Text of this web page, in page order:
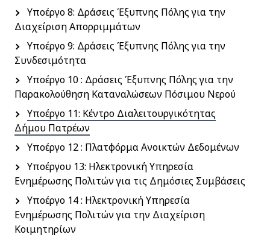
Υποέργο 8: Δράσεις Έξυπνης Πόλης για την
Διαχείριση Απορριμμάτων
Υποέργο 9: Δράσεις Έξυπνης Πόλης για την
Συνδεσιμότητα
Υποέργο 10 : Δράσεις Έξυπνης Πόλης για την
Παρακολούθηση Καταναλώσεων Πόσιμου Νερού
Υποέργο 11: Κέντρο Διαλειτουργικότητας
Δήμου Πατρέων
Υποέργο 12 : Πλατφόρμα Ανοικτών Δεδομένων
Υποέργου 13: Ηλεκτρονική Υπηρεσία
Ενημέρωσης Πολιτών για τις Δημόσιες Συμβάσεις
Υποέργο 14 : Ηλεκτρονική Υπηρεσία
Ενημέρωσης Πολιτών για την Διαχείριση
Κοιμητηρίων